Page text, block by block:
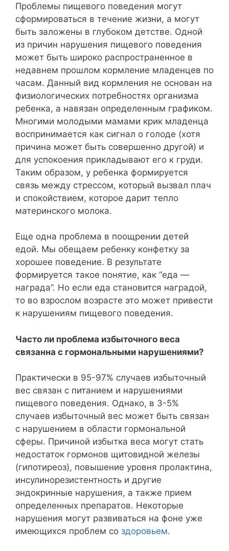
Проблемы пищевого поведения могут
сформироваться в течение жизни, а могут
быть заложены в глубоком детстве. Одной
из причин нарушения пищевого поведения
может быть широко распространенное в
недавнем прошлом кормление младенцев по
часам. Данный вид кормления не основан на
физиологических потребностях организма
ребенка, а навязан определенным графиком.
Многими молодыми мамами крик младенца
воспринимается как сигнал о голоде (хотя
причина может быть совершенно другой) и
для успокоения прикладывают его к груди.
Таким образом, у ребенка формируется
связь между стрессом, который вызвал плач
и спокойствием, которое дарит тепло
материнского молока.
Еще одна проблема в поощрении детей
едой. Мы обещаем ребенку конфетку за
хорошее поведение. В результате
формируется такое понятие, как “еда —
награда”. Но если еда становится наградой,
то во взрослом возрасте это может привести
к нарушениям пищевого поведения.
Часто ли проблема избыточного веса
связанна с гормональными нарушениями?
Практически в 95-97% случаев избыточный
вес связан с питанием и нарушениями
пищевого поведения. Однако, в 3-5%
случаев избыточный вес может быть связан
с нарушением в области гормональной
сферы. Причиной избытка веса могут стать
недостаток гормонов щитовидной железы
(гипотиреоз), повышение уровня пролактина,
инсулинорезистентность и другие
эндокринные нарушения, а также прием
определенных препаратов. Некоторые
нарушения могут развиваться на фоне уже
имеющихся проблем со здоровьем.